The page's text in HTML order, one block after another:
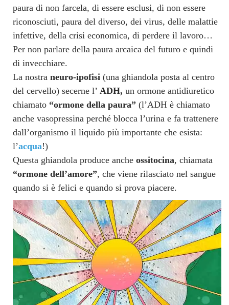
paura di non farcela, di essere esclusi, di non essere
riconosciuti, paura del diverso, dei virus, delle malattie
infettive, della crisi economica, di perdere il lavoro…
Per non parlare della paura arcaica del futuro e quindi
di invecchiare.
La nostra neuro-ipofisi (una ghiandola posta al centro
del cervello) secerne l’ ADH, un ormone antidiuretico
chiamato “ormone della paura” (l’ADH è chiamato
anche vasopressina perché blocca l’urina e fa trattenere
dall’organismo il liquido più importante che esista:
l’acqua!)
Questa ghiandola produce anche ossitocina, chiamata
“ormone dell’amore”, che viene rilasciato nel sangue
quando si è felici e quando si prova piacere.